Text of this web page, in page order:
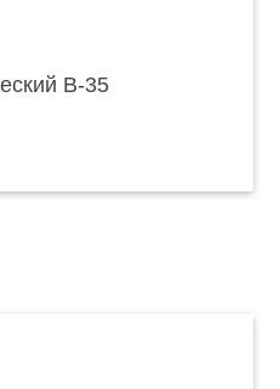
B-35